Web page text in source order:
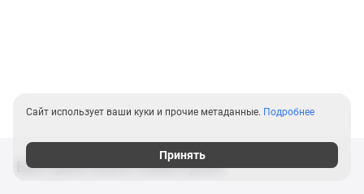
Быстрый поиск новостроек
Сайт использует ваши куки и прочие метаданные. Подробнее
Принять